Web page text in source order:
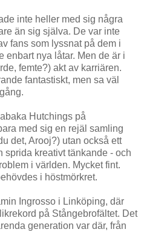
inte heller med sig några
än sig själva. De var inte
fans som lyssnat på dem i
enbart nya låtar. Men de är i
femte?) akt av karriären.
fantastiskt, men sa väl
Hutchings på
med sig en rejäl samling
det, Arooj?) utan också ett
sprida kreativt tänkande - och
i världen. Mycket fint.
i höstmörkret.
Ingrosso i Linköping, där
på Stångebrofältet. Det
generation var där, från